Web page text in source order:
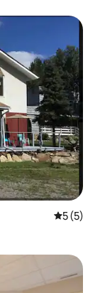
5 de
5 (5)